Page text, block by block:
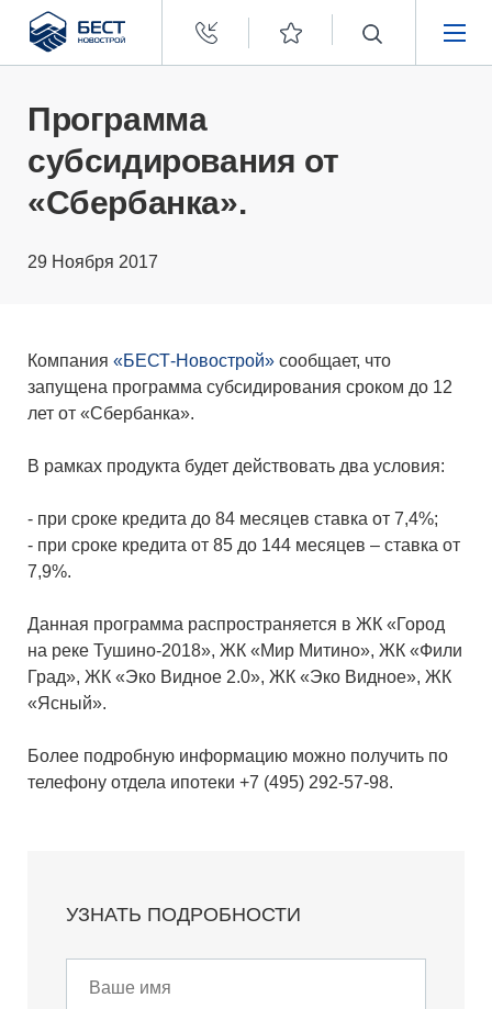
Бест
Новострой
ПОКУПАТЕЛЯМ
ЗАСТРОЙЩИКАМ
Программа
субсидирования от
«Сбербанка».
29 Ноября 2017
Компания «БЕСТ-Новострой» сообщает, что
запущена программа субсидирования сроком до 12
лет от «Сбербанка».
В рамках продукта будет действовать два условия:
- при сроке кредита до 84 месяцев ставка от 7,4%;
- при сроке кредита от 85 до 144 месяцев – ставка от
7,9%.
Данная программа распространяется в ЖК «Город
на реке Тушино-2018», ЖК «Мир Митино», ЖК «Фили
Град», ЖК «Эко Видное 2.0», ЖК «Эко Видное», ЖК
«Ясный».
Более подробную информацию можно получить по
телефону отдела ипотеки +7 (495) 292-57-98.
УЗНАТЬ ПОДРОБНОСТИ